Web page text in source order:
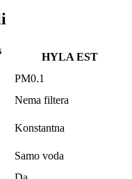
HYLA EST
PM0.1
Nema filtera
Konstantna
Samo voda